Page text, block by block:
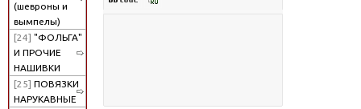
(шевроны и
вымпелы)
[24] "ФОЛЬГА"
И ПРОЧИЕ
НАШИВКИ
[25] ПОВЯЗКИ
НАРУКАВНЫЕ